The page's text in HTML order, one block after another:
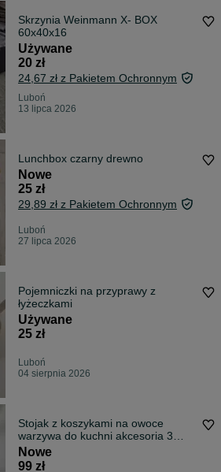
Skrzynia Weinmann X- BOX
60x40x16
Używane
20 zł
24,67 zł z Pakietem Ochronnym
Luboń
13 lipca 2026
Lunchbox czarny drewno
Nowe
25 zł
29,89 zł z Pakietem Ochronnym
Luboń
27 lipca 2026
Pojemniczki na przyprawy z
łyżeczkami
Używane
25 zł
Luboń
04 sierpnia 2026
Stojak z koszykami na owoce
warzywa do kuchni akcesoria 3
poziomy
Nowe
99 zł